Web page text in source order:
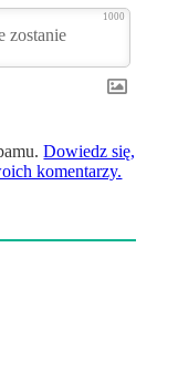
1000
Dowiedz się,
komentarzy.